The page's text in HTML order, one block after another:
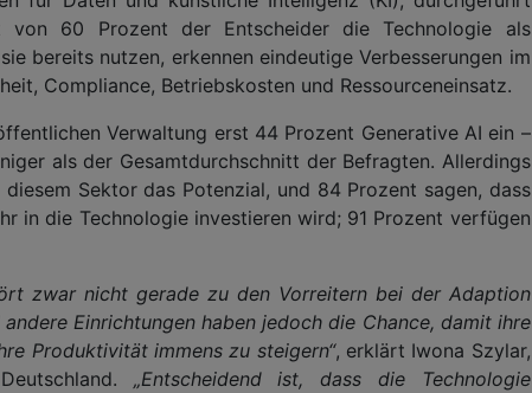
von 60 Prozent der Entscheider die Technologie als
bereits nutzen, erkennen eindeutige Verbesserungen im
Compliance, Betriebskosten und Ressourceneinsatz.
Verwaltung erst 44 Prozent Generative AI ein –
als der Gesamtdurchschnitt der Befragten. Allerdings
Sektor das Potenzial, und 84 Prozent sagen, dass
in die Technologie investieren wird; 91 Prozent verfügen
zwar nicht gerade zu den Vorreitern bei der Adaption
Einrichtungen haben jedoch die Chance, damit ihre
Produktivität immens zu steigern“, erklärt Iwona Szylar,
„Entscheidend ist, dass die Technologie